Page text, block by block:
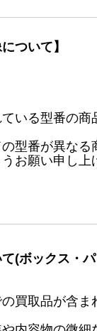
ついて】
いる型番の商
型番が異な
お願い申し上
て(ボックス・
買取品が含ま